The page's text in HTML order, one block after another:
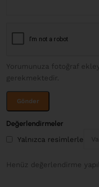
Değerlendirmeler
Yalnızca resimlerle
Henüz değerlendirme
Yorumunuza fotoğraf
gerekmektedir.